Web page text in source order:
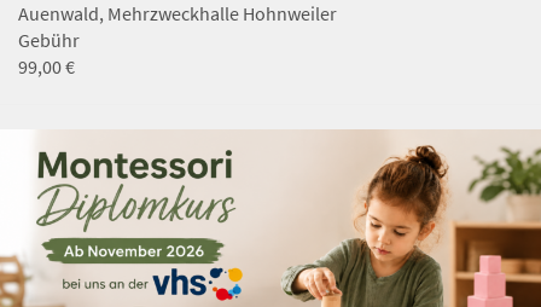
Auenwald, Mehrzweckhalle Hohnweiler
Gebühr
99,00 €